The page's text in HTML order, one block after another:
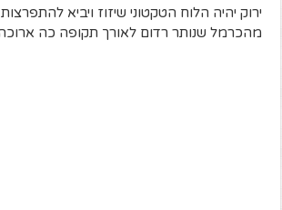
ירוק יהיה הלוח הטקטוני שיזוז ויביא
מהכרמל שנותר רדום לאורך תקופה כה